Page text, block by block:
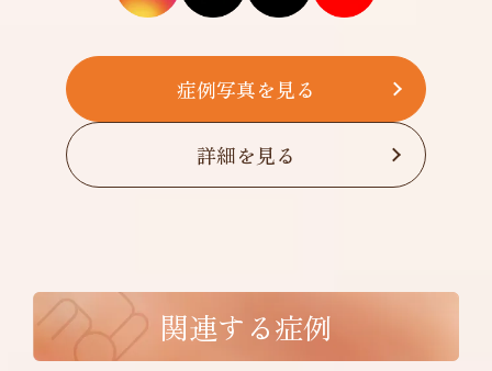
症例写真を見る
詳細を見る
関連する症例